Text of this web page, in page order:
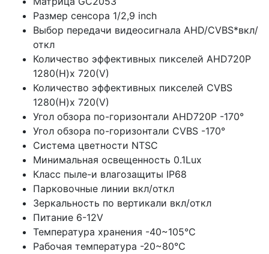
Размер сенсора 1/2,9 inch
Выбор передачи видеосигнала AHD/CVBS*вкл/
откл
Количество эффективных пикселей AHD720P
1280(H)x 720(V)
Количество эффективных пикселей CVBS
1280(H)x 720(V)
Угол обзора по-горизонтали AHD720P -170°
Угол обзора по-горизонтали CVBS -170°
Система цветности NTSC
Минимальная освещенность 0.1Lux
Класс пыле-и влагозащиты IP68
Парковочные линии вкл/откл
Зеркальность по вертикали вкл/откл
Питание 6-12V
Температура хранения -40~105℃
Рабочая температура -20~80℃